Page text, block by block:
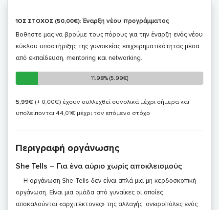
1ΟΣ ΣΤΟΧΟΣ (50,00€): Έναρξη νέου προγράμματος
Βοθήστε μας να βρούμε τους πόρους για την έναρξη ενός νέου
κύκλου υποστήριξης της γυναικείας επιχειρηματικότητας μέσα
από εκπαίδευση, mentoring και networking.
11.98% (5.99€)
11.98% (5.99€)
5,99€ (+ 0,00€) έχουν συλλεχθεί συνολικά μέχρι σήμερα και
υπολείπονται 44,01€ μέχρι τον επόμενο στόχο
Περιγραφή οργάνωσης
She Tells – Για ένα αύριο χωρίς αποκλεισμούς
Η οργάνωση She Tells δεν είναι απλά μια μη κερδοσκοπική
οργάνωση. Είναι μια ομάδα από γυναίκες οι οποίες
αποκαλούνται «αρχιτέκτονες» της αλλαγής, ονειροπόλες ενός